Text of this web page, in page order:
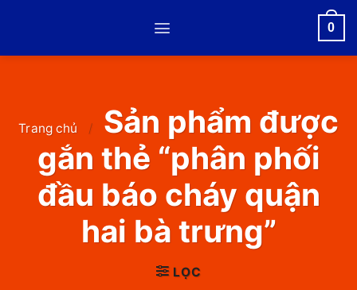
0
Trang chủ /
Sản phẩm được
gắn thẻ “phân phối
đầu báo cháy quận
hai bà trưng”
LỌC